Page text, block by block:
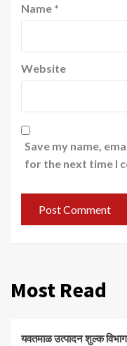
Name *
Website
Save my name,
for the next time I
Most Read
यवतमाळ उत्पादन शुल्क